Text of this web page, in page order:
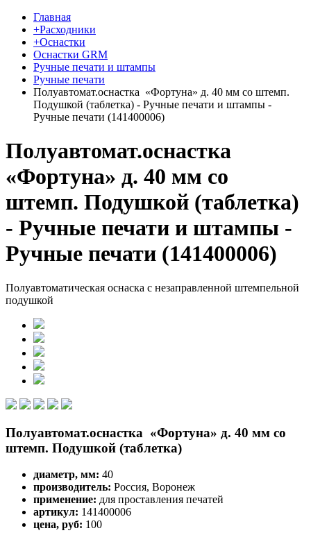
Главная
+Расходники
+Оснастки
Оснастки GRM
Ручные печати и штампы
Ручные печати
Полуавтомат.оснастка «Фортуна» д. 40 мм со штемп.
Подушкой (таблетка) - Ручные печати и штампы -
Ручные печати (141400006)
Полуавтомат.оснастка
«Фортуна» д. 40 мм со
штемп. Подушкой (таблетка)
- Ручные печати и штампы -
Ручные печати (141400006)
Полуавтоматическая оснаска с незаправленной штемпельной
подушкой
Полуавтомат.оснастка «Фортуна» д. 40 мм со
штемп. Подушкой (таблетка)
диаметр, мм: 40
производитель: Россия, Воронеж
применение: для проставления печатей
артикул: 141400006
цена, руб: 100